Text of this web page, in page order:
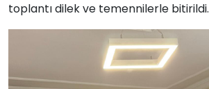
toplantı dilek ve temennilerle bitirildi.